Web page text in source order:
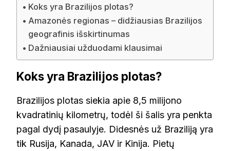
Koks yra Brazilijos plotas?
Amazonės regionas – didžiausias Brazilijos
geografinis išskirtinumas
Dažniausiai užduodami klausimai
Koks yra Brazilijos plotas?
Brazilijos plotas siekia apie 8,5 milijono
kvadratinių kilometrų, todėl ši šalis yra penkta
pagal dydį pasaulyje. Didesnės už Braziliją yra
tik Rusija, Kanada, JAV ir Kinija. Pietų